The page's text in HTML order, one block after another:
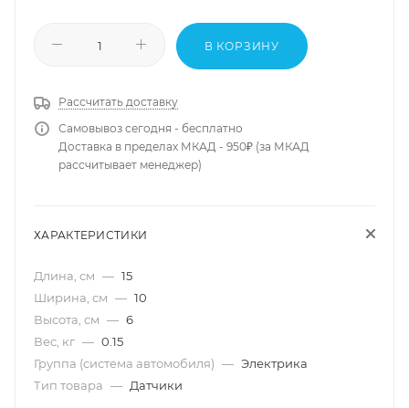
В КОРЗИНУ
Рассчитать доставку
Самовывоз сегодня - бесплатно
Доставка в пределах МКАД - 950₽ (за МКАД
рассчитывает менеджер)
ХАРАКТЕРИСТИКИ
Длина, см — 15
Ширина, см — 10
Высота, см — 6
Вес, кг — 0.15
Группа (система автомобиля) — Электрика
Тип товара — Датчики